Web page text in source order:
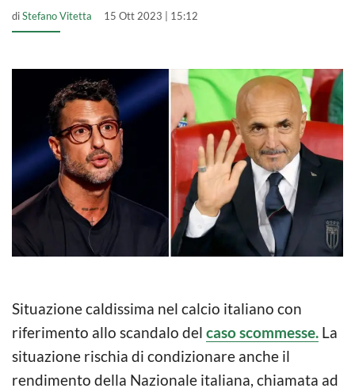
diStefano Vitetta 15 Ott 2023 | 15:12
Situazione caldissima nel calcio italiano con
riferimento allo scandalo del caso scommesse. La
situazione rischia di condizionare anche il
rendimento della Nazionale italiana, chiamata ad